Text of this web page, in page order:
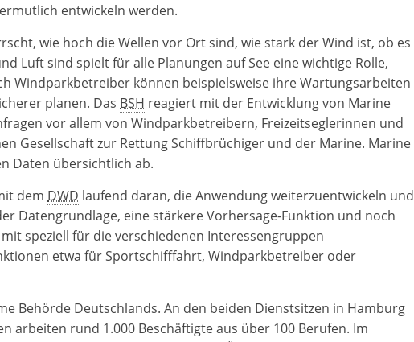
entwickeln werden.
wie hoch die Wellen vor Ort sind, wie stark der Wind ist, ob es
Luft sind spielt für alle Planungen auf See eine wichtige Rolle,
Windparkbetreiber können beispielsweise ihre Wartungsarbeiten
planen. Das BSH reagiert mit der Entwicklung von Marine
vor allem von Windparkbetreibern, Freizeitseglerinnen und
Gesellschaft zur Rettung Schiffbrüchiger und der Marine. Marine
Daten übersichtlich ab.
dem DWD laufend daran, die Anwendung weiterzuentwickeln und
Datengrundlage, eine stärkere Vorhersage-Funktion und noch
speziell für die verschiedenen Interessengruppen
etwa für Sportschifffahrt, Windparkbetreiber oder
Behörde Deutschlands. An den beiden Dienstsitzen in Hamburg
arbeiten rund 1.000 Beschäftigte aus über 100 Berufen. Im